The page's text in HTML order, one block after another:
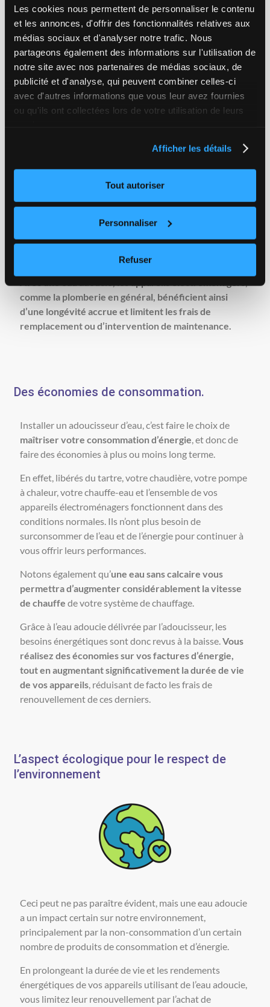
Les cookies nous permettent de personnaliser le contenu
et les annonces, d'offrir des fonctionnalités relatives aux
médias sociaux et d'analyser notre trafic. Nous
partageons également des informations sur l'utilisation de
notre site avec nos partenaires de médias sociaux, de
publicité et d'analyse, qui peuvent combiner celles-ci
avec d'autres informations que vous leur avez fournies
ou qu'ils ont collectées lors de votre utilisation de leurs
Afficher les détails
Tout autoriser
Personnaliser
Refuser
obstrués ou usés trop rapidement par le calcaire. Les
frais de remplacement des appareils sont ainsi réduits.
Prévenir la longévité de votre plomberie !
dans les canalisations. Celui-ci peut causer de sérieux
problèmes au sein de votre réseau d’eau : des
canalisations plus facilement bouchées, mais aussi des
de la détérioration des joints qui assurent l’étanchéité.
comme la plomberie en général, bénéficient ainsi
d’une longévité accrue et limitent les frais de
remplacement ou d’intervention de maintenance.
Des économies de consommation.
Installer un adoucisseur d’eau, c’est faire le choix de
maîtriser votre consommation d’énergie, et donc de
faire des économies à plus ou moins long terme.
En effet, libérés du tartre, votre chaudière, votre pompe
à chaleur, votre chauffe-eau et l’ensemble de vos
appareils électroménagers fonctionnent dans des
conditions normales. Ils n’ont plus besoin de
surconsommer de l’eau et de l’énergie pour continuer à
vous offrir leurs performances.
Notons également qu’une eau sans calcaire vous
permettra d’augmenter considérablement la vitesse
de chauffe de votre système de chauffage.
Grâce à l’eau adoucie délivrée par l’adoucisseur, les
besoins énergétiques sont donc revus à la baisse.Vous
réalisez des économies sur vos factures d’énergie,
tout en augmentant significativement la durée de vie
de vos appareils, réduisant de facto les frais de
renouvellement de ces derniers.
L’aspect écologique pour le respect de
l’environnement
Ceci peut ne pas paraître évident, mais une eau adoucie
a un impact certain sur notre environnement,
principalement par la non-consommation d’un certain
nombre de produits de consommation et d’énergie.
En prolongeant la durée de vie et les rendements
énergétiques de vos appareils utilisant de l’eau adoucie,
vous limitez leur renouvellement par l’achat de